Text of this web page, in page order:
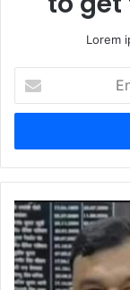
Lorem
your
Email